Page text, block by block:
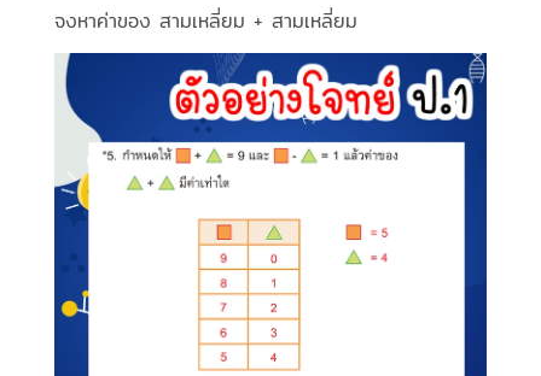
จงหาค่าของ สามเหลี่ยม + สามเหลี่ยม